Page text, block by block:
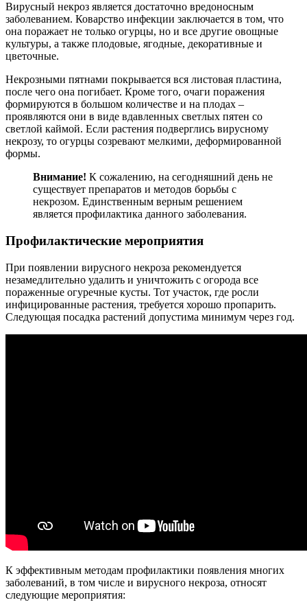
Вирусный некроз является достаточно вредоносным
заболеванием. Коварство инфекции заключается в том, что
она поражает не только огурцы, но и все другие овощные
культуры, а также плодовые, ягодные, декоративные и
цветочные.
Некрозными пятнами покрывается вся листовая пластина,
после чего она погибает. Кроме того, очаги поражения
формируются в большом количестве и на плодах –
проявляются они в виде вдавленных светлых пятен со
светлой каймой. Если растения подверглись вирусному
некрозу, то огурцы созревают мелкими, деформированной
формы.
Внимание! К сожалению, на сегодняшний день не
существует препаратов и методов борьбы с
некрозом. Единственным верным решением
является профилактика данного заболевания.
Профилактические мероприятия
При появлении вирусного некроза рекомендуется
незамедлительно удалить и уничтожить с огорода все
пораженные огуречные кусты. Тот участок, где росли
инфицированные растения, требуется хорошо пропарить.
Следующая посадка растений допустима минимум через год.
К эффективным методам профилактики появления многих
заболеваний, в том числе и вирусного некроза, относят
следующие мероприятия: